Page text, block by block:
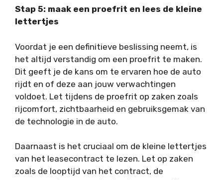
Stap 5: maak een proefrit en lees de kleine
lettertjes
Voordat je een definitieve beslissing neemt, is
het altijd verstandig om een proefrit te maken.
Dit geeft je de kans om te ervaren hoe de auto
rijdt en of deze aan jouw verwachtingen
voldoet. Let tijdens de proefrit op zaken zoals
rijcomfort, zichtbaarheid en gebruiksgemak van
de technologie in de auto.
Daarnaast is het cruciaal om de kleine lettertjes
van het leasecontract te lezen. Let op zaken
zoals de looptijd van het contract, de